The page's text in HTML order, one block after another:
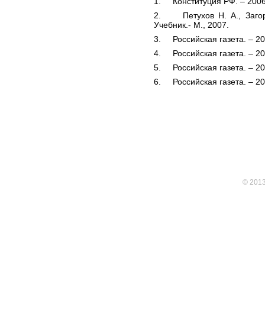
2. Петухов Н. А.,
Учебник.- М., 2007.
3. Российская газета. –
4. Российская газета. –
5. Российская газета. –
6. Российская газета. –
©